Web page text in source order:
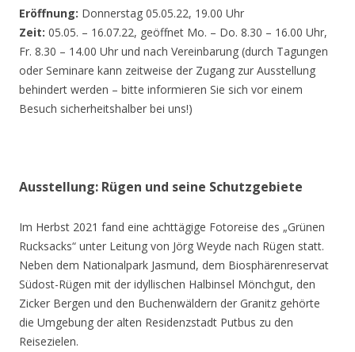
Eröffnung: Donnerstag 05.05.22, 19.00 Uhr
Zeit: 05.05. – 16.07.22, geöffnet Mo. – Do. 8.30 – 16.00 Uhr,
Fr. 8.30 – 14.00 Uhr und nach Vereinbarung (durch Tagungen
oder Seminare kann zeitweise der Zugang zur Ausstellung
behindert werden – bitte informieren Sie sich vor einem
Besuch sicherheitshalber bei uns!)
Ausstellung: Rügen und seine Schutzgebiete
Im Herbst 2021 fand eine achttägige Fotoreise des „Grünen
Rucksacks“ unter Leitung von Jörg Weyde nach Rügen statt.
Neben dem Nationalpark Jasmund, dem Biosphärenreservat
Südost-Rügen mit der idyllischen Halbinsel Mönchgut, den
Zicker Bergen und den Buchenwäldern der Granitz gehörte
die Umgebung der alten Residenzstadt Putbus zu den
Reisezielen.